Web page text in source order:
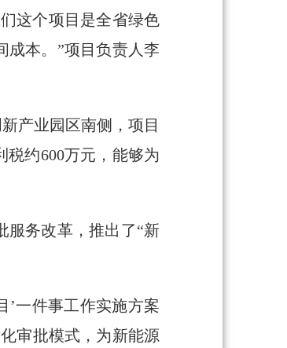
这个项目是全省绿色
成本。”项目负责人李
产业园区南侧，项目
税约600万元，能够为
服务改革，推出了“新
’一件事工作实施方案
审批模式，为新能源